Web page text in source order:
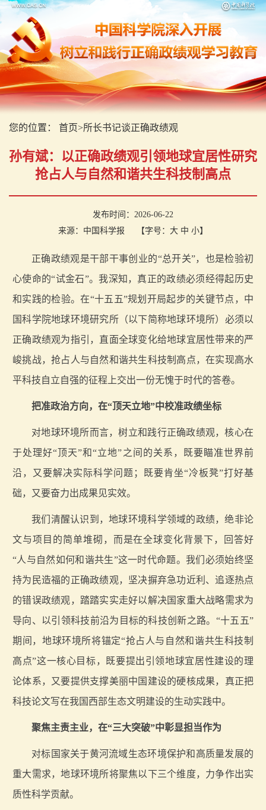
您的位置： 首页>所长书记谈正确政绩观
孙有斌：以正确政绩观引领地球宜居性研究
抢占人与自然和谐共生科技制高点
发布时间：2026-06-22
来源：中国科学报
【字号： 大 中 小】
正确政绩观是干部干事创业的“总开关”，也是检验初
心使命的“试金石”。我深知，真正的政绩必须经得起历史
和实践的检验。在“十五五”规划开局起步的关键节点，中
国科学院地球环境研究所（以下简称地球环境所）必须以
正确政绩观为指引，直面全球变化给地球宜居性带来的严
峻挑战，抢占人与自然和谐共生科技制高点，在实现高水
平科技自立自强的征程上交出一份无愧于时代的答卷。
把准政治方向，在“顶天立地”中校准政绩坐标
对地球环境所而言，树立和践行正确政绩观，核心在
于处理好“顶天”和“立地”之间的关系，既要瞄准世界前
沿，又要解决实际科学问题；既要肯坐“冷板凳”打好基
础，又要奋力出成果见实效。
我们清醒认识到，地球环境科学领域的政绩，绝非论
文与项目的简单堆砌，而是在全球变化背景下，回答好
“人与自然如何和谐共生”这一时代命题。我们必须始终坚
持为民造福的正确政绩观，坚决摒弃急功近利、追逐热点
的错误政绩观，踏踏实实走好以解决国家重大战略需求为
导向、以引领科技前沿为目标的科技创新之路。“十五五”
期间，地球环境所将锚定“抢占人与自然和谐共生科技制
高点”这一核心目标，既要提出引领地球宜居性建设的理
论体系，又要提供支撑美丽中国建设的硬核成果，真正把
科技论文写在我国西部生态文明建设的生动实践中。
聚焦主责主业，在“三大突破”中彰显担当作为
对标国家关于黄河流域生态环境保护和高质量发展的
重大需求，地球环境所将聚焦以下三个维度，力争作出实
质性科学贡献。